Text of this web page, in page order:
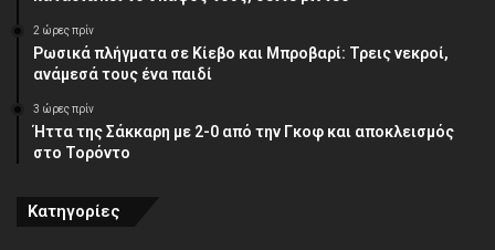
2 ώρες πρίν
Ρωσικά πλήγματα σε Κίεβο και Μπροβαρί: Τρεις νεκροί,
ανάμεσά τους ένα παιδί
3 ώρες πρίν
Ήττα της Σάκκαρη με 2-0 από την Γκοφ και αποκλεισμός
στο Τορόντο
Κατηγορίες